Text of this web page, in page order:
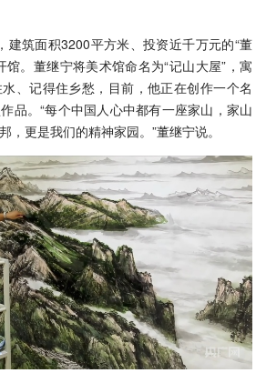
建筑面积3200平方米、投资近千万元的“董
馆。董继宁将美术馆命名为“记山大屋”，寓
、记得住乡愁，目前，他正在创作一个名
品。“每个中国人心中都有一座家山，家山
，更是我们的精神家园。”董继宁说。